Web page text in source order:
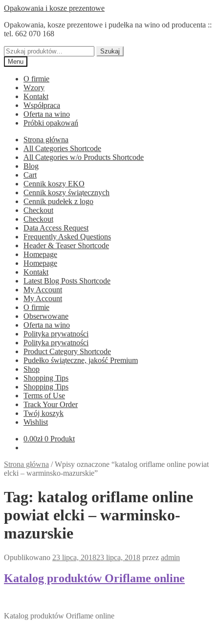
Przejdź
nawigacji
Przejdź
treści
Opakowania i kosze prezentowe
Opakowania, kosze prezentowe i pudełka na wino od producenta ::
tel. 662 070 168
Szukaj:
Szukaj
Menu
O firmie
Wzory
Kontakt
Współpraca
Oferta na wino
Próbki opakowań
Strona główna
All Categories Shortcode
All Categories w/o Products Shortcode
Blog
Cart
Cennik koszy EKO
Cennik koszy świątecznych
Cennik pudełek z logo
Checkout
Checkout
Data Access Request
Frequently Asked Questions
Header & Teaser Shortcode
Homepage
Homepage
Kontakt
Latest Blog Posts Shortcode
My Account
My Account
O firmie
Obserwowane
Oferta na wino
Polityka prywatności
Polityka prywatności
Product Category Shortcode
Pudełko świąteczne, jakość Premium
Shop
Shopping Tips
Shopping Tips
Terms of Use
Track Your Order
Twój koszyk
Wishlist
0.00zł 0 Produkt
Strona główna /Wpisy oznaczone “katalog oriflame online powiat
elcki – warminsko-mazurskie”
Tag: katalog oriflame online
powiat elcki – warminsko-
mazurskie
Opublikowano 23 lipca, 201823 lipca, 2018 przez admin
Katalog produktów Oriflame online
Katalog produktów Oriflame online